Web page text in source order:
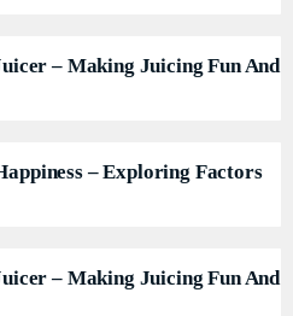
– Making Juicing Fun And
– Exploring Factors
– Making Juicing Fun And